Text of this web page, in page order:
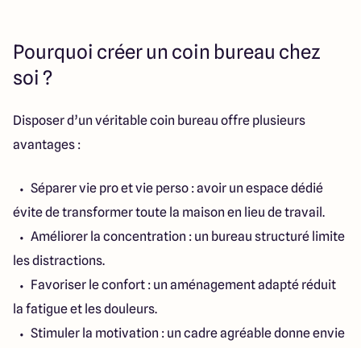
Pourquoi créer un coin bureau chez
soi ?
Disposer d’un véritable coin bureau offre plusieurs
avantages :
Séparer vie pro et vie perso : avoir un espace dédié
évite de transformer toute la maison en lieu de travail.
Améliorer la concentration : un bureau structuré limite
les distractions.
Favoriser le confort : un aménagement adapté réduit
la fatigue et les douleurs.
Stimuler la motivation : un cadre agréable donne envie